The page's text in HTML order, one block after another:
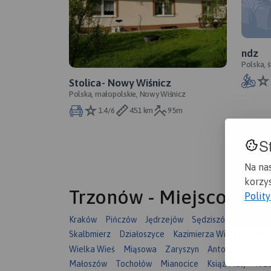
Na
Stolica- Nowy Wiśnicz
Polska, małopolskie, Nowy Wiśnicz
1.4/6
451 km 95m
ndz
Polska,
Trzonów -
Kraków Pińczów Jędrzejów Sędziszów
Skalbmierz
Działoszyce Kazimierza Wielka
Wielka Wieś
Miąsowa Zaryszyn Antolka
Małoszów
Tochołów Mianocice Książ Mały